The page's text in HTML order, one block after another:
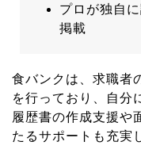
プロが独自
掲載
食バンクは、求職者
を行っており、自分
履歴書の作成支援や
たるサポートも充実